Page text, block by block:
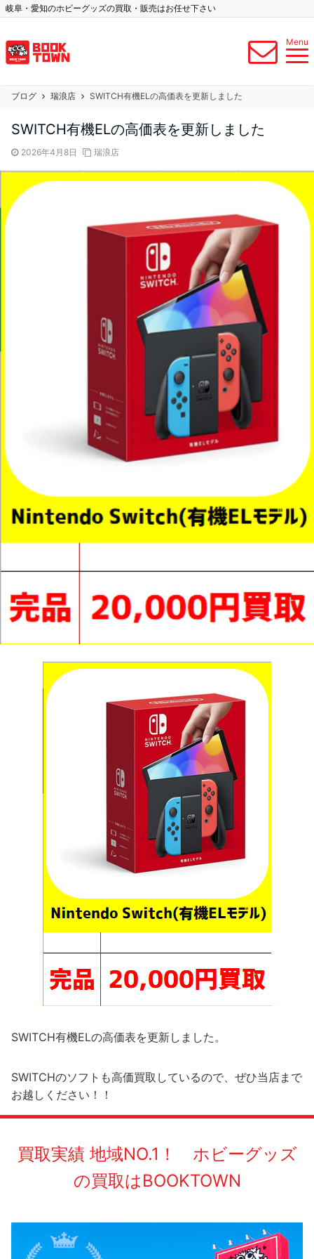
岐阜・愛知のホビーグッズの買取・販売はお任せ下さい
Menu
ブログ 瑞浪店 SWITCH有機ELの高価表を更新しました
SWITCH有機ELの高価表を更新しました
2026年4月8日 瑞浪店
SWITCH有機ELの高価表を更新しました。
SWITCHのソフトも高価買取しているので、ぜひ当店まで
お越しください！！
買取実績 地域NO.1！ ホビーグッズ
の買取はBOOKTOWN